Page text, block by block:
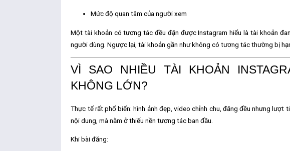
Mức độ quan tâm của người xem
Một tài khoản có tương tác đều đặn được Instagram hiểu là tài khoản
người dùng. Ngược lại, tài khoản gần như không có tương tác thường bị
VÌ SAO NHIỀU TÀI KHOẢN
KHÔNG LỚN?
Thực tế rất phổ biến: hình ảnh đẹp, video chỉnh chu, đăng đều nhưng lượt
nội dung, mà nằm ởthiếu nền tương tác ban đầu
Khi bài đăng: